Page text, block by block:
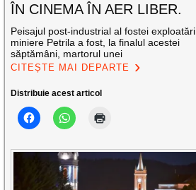
ÎN CINEMA ÎN AER LIBER.
Peisajul post-industrial al fostei exploatări
miniere Petrila a fost, la finalul acestei
săptămâni, martorul unei
CITEȘTE MAI DEPARTE
Distribuie acest articol